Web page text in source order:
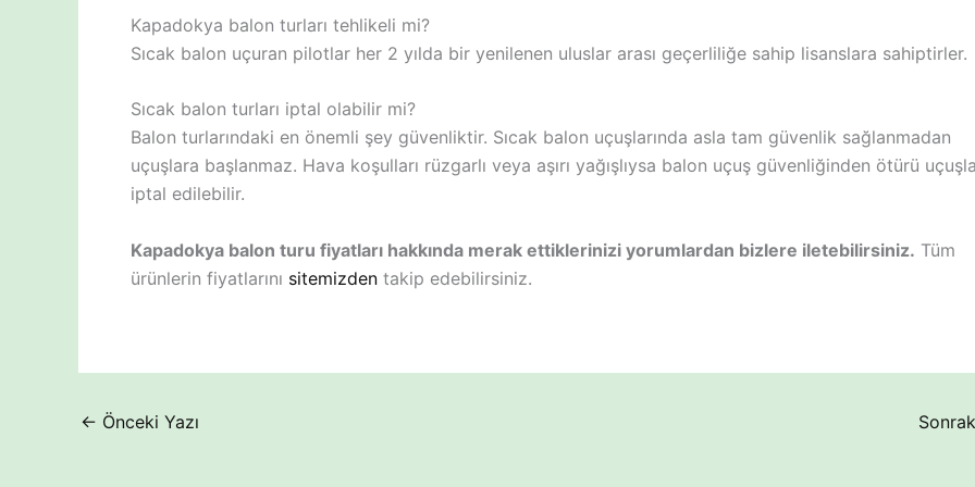
Kapadokya balon turları tehlikeli mi?
Sıcak balon uçuran pilotlar her 2 yılda bir yenilenen uluslar arası geçerliliğe sahip lisanslara sahiptirler.
Sıcak balon turları iptal olabilir mi?
Balon turlarındaki en önemli şey güvenliktir. Sıcak balon uçuşlarında asla tam güvenlik sağlanmadan
uçuşlara başlanmaz. Hava koşulları rüzgarlı veya aşırı yağışlıysa balon uçuş güvenliğinden ötürü
iptal edilebilir.
Kapadokya balon turu fiyatları hakkında merak ettiklerinizi yorumlardan bizlere iletebilirsiniz. Tüm
ürünlerin fiyatlarını sitemizden takip edebilirsiniz.
← Önceki Yazı